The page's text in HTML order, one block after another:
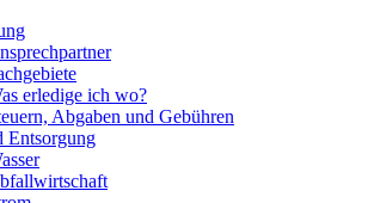
erledige ich wo?
Abgaben und Gebühren
Entsorgung